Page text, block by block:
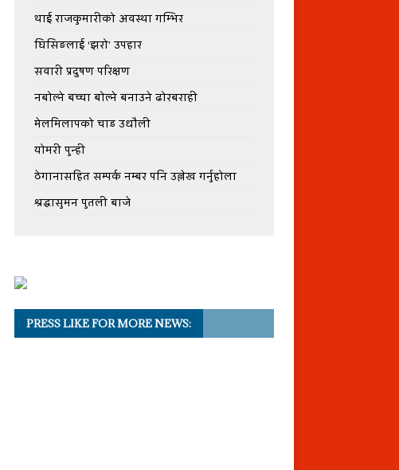
थाई राजकुमारीको अवस्था गम्भिर
घिसिङलाई ‘झरो’ उपहार
सवारी प्रदुषण परिक्षण
नबोल्ने बच्चा बोल्ने बनाउने ढोरबराही
मेलमिलापको चाड उधौली
योमरी पुन्ही
ठेगानासहित सम्पर्क नम्बर पनि उल्लेख गर्नुहोला
श्रद्धासुमन पुतली बाजे
PRESS LIKE FOR MORE NEWS: